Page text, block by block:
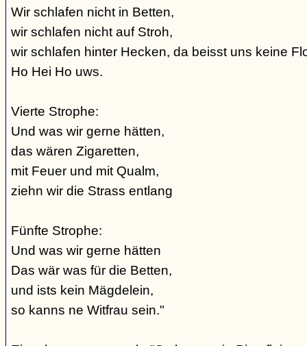
Wir schlafen nicht in Betten,
wir schlafen nicht auf Stroh,
wir schlafen hinter Hecken, da beisst uns keine
Ho Hei Ho uws.
Vierte Strophe:
Und was wir gerne hätten,
das wären Zigaretten,
mit Feuer und mit Qualm,
ziehn wir die Strass entlang
Fünfte Strophe:
Und was wir gerne hätten
Das wär was für die Betten,
und ists kein Mägdelein,
so kanns ne Witfrau sein."